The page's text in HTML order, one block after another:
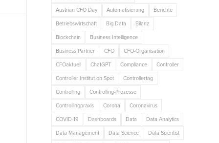
Austrian CFO Day Automatisierung Berichte
Betriebswirtschaft Big Data Bilanz
Blockchain Business Intelligence
Business Partner CFO CFO-Organisation
CFOaktuell ChatGPT Compliance Controller
Controller Institut on Spot Controllertag
Controlling Controlling-Prozesse
Controllingpraxis Corona Coronavirus
COVID-19 Dashboards Data Data Analytics
Data Management Data Science Data Scientist